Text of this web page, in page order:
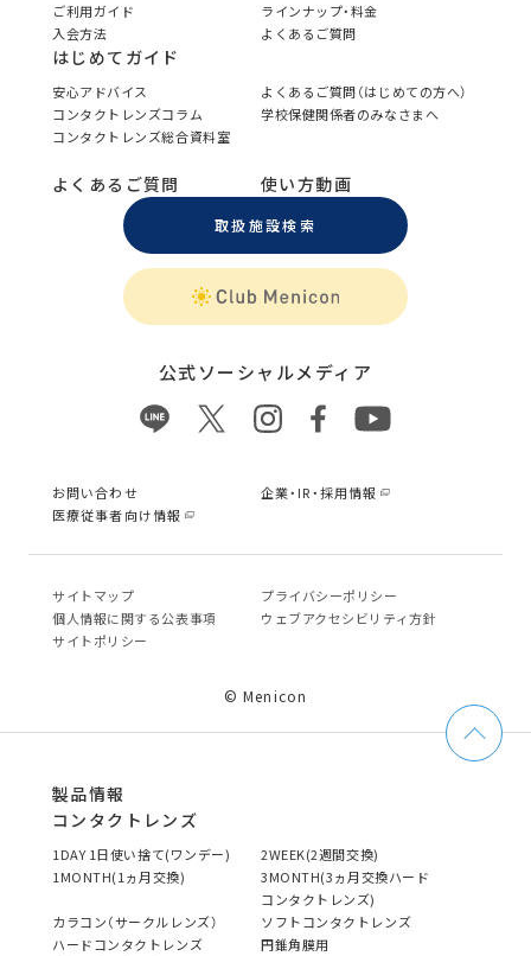
ご利用ガイド
ラインナップ・料金
入会方法
よくあるご質問
はじめてガイド
安心アドバイス
よくあるご質問（はじめての方へ）
コンタクトレンズコラム
学校保健関係者のみなさまへ
コンタクトレンズ総合資料室
よくあるご質問 使い方動画
取扱施設検索
公式ソーシャルメディア
お問い合わせ
企業・IR・採用情報
医療従事者向け情報
サイトマップ
プライバシーポリシー
個⼈情報に関する公表事項
ウェブアクセシビリティ方針
サイトポリシー
© Menicon
製品情報
コンタクトレンズ
1DAY 1日使い捨て(ワンデー)
2WEEK(2週間交換)
1MONTH(1ヵ月交換)
3MONTH(3ヵ月交換ハード
コンタクトレンズ)
カラコン（サークルレンズ）
ソフトコンタクトレンズ
ハードコンタクトレンズ
円錐角膜用